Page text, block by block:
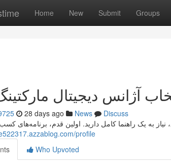
Home New Submit Groups
آژانس دیجیتال
28 days ago News
Discuss
نیاز به یک راهنما کامل دارید. اولین قدم، برنامه‌های
profile
Who Upvoted